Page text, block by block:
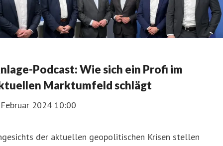
Podcast: Wie sich ein Profi im
Marktumfeld schlägt
2024 10:00
der aktuellen geopolitischen Krisen stellen